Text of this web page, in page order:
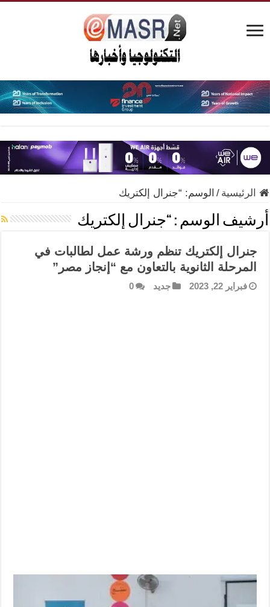
الرئيسية / الوسم: “جنرال إلكتريك
أرشيف الوسم : “جنرال إلكتريك
جنرال إلكتريك تنظم ورشة عمل لطالبات في
المرحلة الثانوية بالتعاون مع “إنجاز مصر”
فبراير 22, 2023 جديد 0